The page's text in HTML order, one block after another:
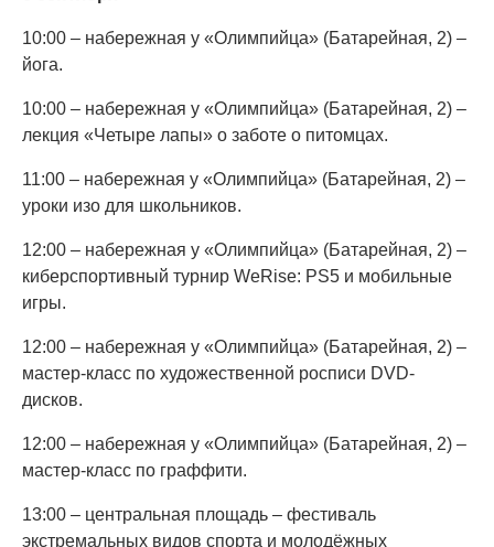
10:00 – набережная у «Олимпийца» (Батарейная, 2) –
йога.
10:00 – набережная у «Олимпийца» (Батарейная, 2) –
лекция «Четыре лапы» о заботе о питомцах.
11:00 – набережная у «Олимпийца» (Батарейная, 2) –
уроки изо для школьников.
12:00 – набережная у «Олимпийца» (Батарейная, 2) –
киберспортивный турнир WeRise: PS5 и мобильные
игры.
12:00 – набережная у «Олимпийца» (Батарейная, 2) –
мастер-класс по художественной росписи DVD-
дисков.
12:00 – набережная у «Олимпийца» (Батарейная, 2) –
мастер-класс по граффити.
13:00 – центральная площадь – фестиваль
экстремальных видов спорта и молодёжных